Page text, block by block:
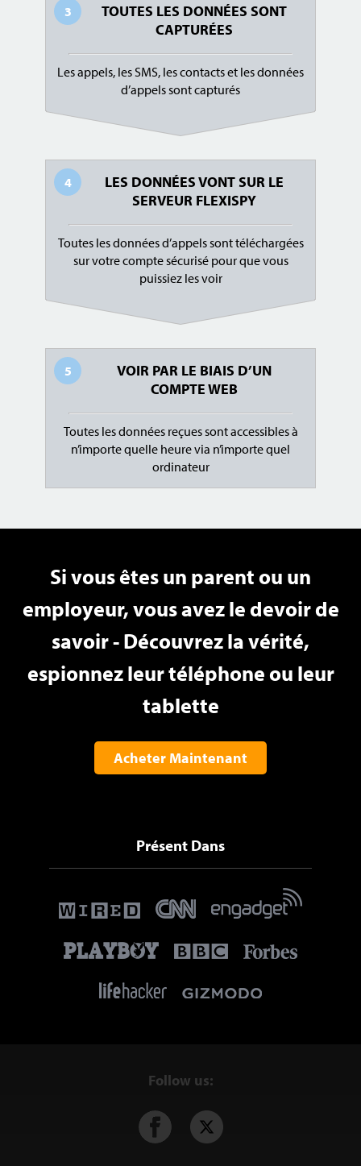
3
TOUTES LES DONNÉES SONT
CAPTURÉES
Les appels, les SMS, les contacts et les données
d’appels sont capturés
4
LES DONNÉES VONT SUR LE
SERVEUR FLEXISPY
Toutes les données d’appels sont téléchargées
sur votre compte sécurisé pour que vous
puissiez les voir
5
VOIR PAR LE BIAIS D’UN
COMPTE WEB
Toutes les données reçues sont accessibles à
n’importe quelle heure via n’importe quel
ordinateur
Si vous êtes un parent ou un
employeur, vous avez le devoir de
savoir - Découvrez la vérité,
espionnez leur téléphone ou leur
tablette
Acheter Maintenant
Présent Dans
Follow us: